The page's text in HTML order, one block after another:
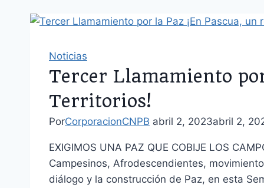
Noticias
Tercer Llamamiento
Territorios!
PorCorporacionCNPB abril 2, 2023abril 2,
EXIGIMOS UNA PAZ QUE COBIJE LOS
Campesinos, Afrodescendientes,
diálogo y la construcción de Paz, en esta